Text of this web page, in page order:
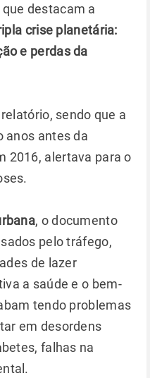
destacam a
crise planetária:
e perdas da
sendo que a
anos antes da
2016, alertava para o
, o documento
pelo tráfego,
de lazer
a saúde e o bem-
tendo problemas
em desordens
falhas na